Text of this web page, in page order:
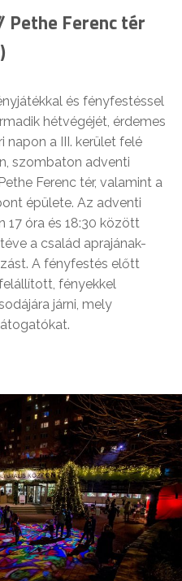
Ferenc tér
és fényfestéssel
hétvégéjét, érdemes
napon a III. kerület felé
szombaton adventi
Ferenc tér, valamint a
épülete. Az adventi
17 óra és 18:30 között
a család aprajának-
A fényfestés előtt
fényekkel
járni, mely